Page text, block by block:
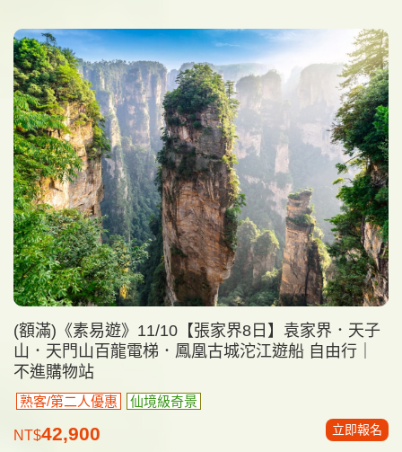
(額滿)《素易遊》11/10【張家界8日】袁家界．天子
山．天門山百龍電梯．鳳凰古城沱江遊船 自由行｜
不進購物站
熟客/第二人優惠 仙境級奇景
NT$42,900 立即報名